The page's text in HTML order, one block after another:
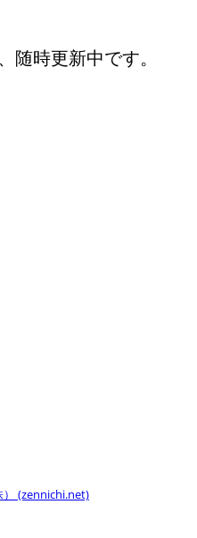
時更新中です。
） (zennichi.net)